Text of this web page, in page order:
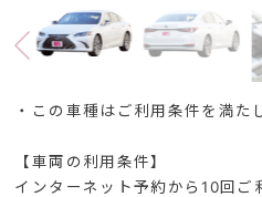
・この車種はご利用条件を満た
【車両の利用条件】
インターネット予約から10回ご